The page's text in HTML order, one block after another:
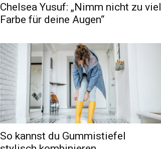
Chelsea Yusuf: „Nimm nicht zu viel
Farbe für deine Augen“
So kannst du Gummistiefel